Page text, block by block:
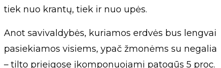
tiek nuo krantų, tiek ir nuo upės.
Anot savivaldybės, kuriamos erdvės bus lengvai
pasiekiamos visiems, ypač žmonėms su negalia
– tilto prieigose įkomponuojami patogūs 5 proc.